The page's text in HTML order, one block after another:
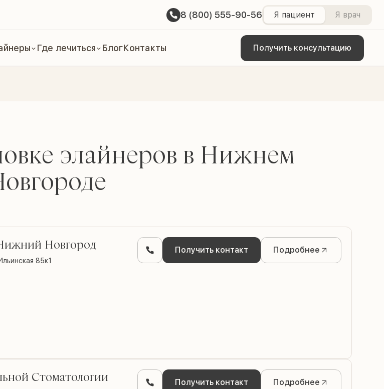
8 (800) 555-90-56 Я пациент Я врач
Где лечиться БлогКонтакты Получить консультацию
элайнеров в Нижнем
Новгород
85к1
Получить контакт Подробнее
Стоматологии Получить контакт Подробнее